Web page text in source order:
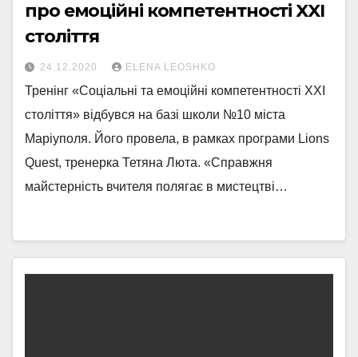
про емоційні компетентності XXI
століття
24.12.2020 ELENA LEOSHKO
Тренінг «Соціальні та емоційні компетентності ХХІ
століття» відбувся на базі школи №10 міста
Маріуполя. Його провела, в рамках програми Lions
Quest, тренерка Тетяна Люта. «Справжня
майстерність вчителя полягає в мистецтві…